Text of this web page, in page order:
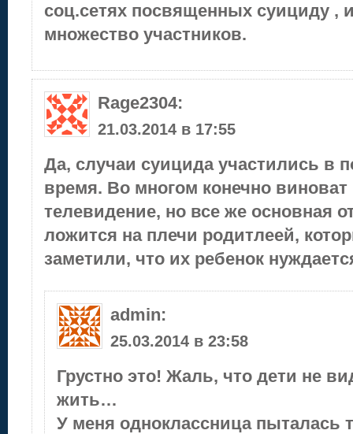
соц.сетях посвященных суициду ,
множество участников.
Rage2304:
21.03.2014 в 17:55
Да, случаи суицида участились в
время. Во многом конечно виноват
телевидение, но все же основная
ложится на плечи родитлеей,
заметили, что их ребенок
admin:
25.03.2014 в 23:58
Грустно это! Жаль, что дети не
жить…
У меня одноклассница пыталась